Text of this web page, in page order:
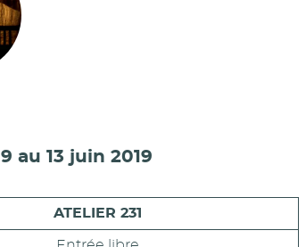
au 13 juin 2019
ATELIER 231